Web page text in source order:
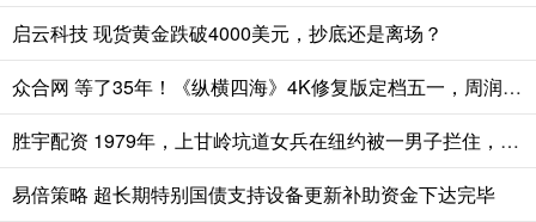
启云科技 现货黄金跌破4000美元，抄底还是离场？
众合网 等了35年！《纵横四海》4K修复版定档五一，周润发张国荣钟楚红绝版同框
胜宇配资 1979年，上甘岭坑道女兵在纽约被一男子拦住，“我是你战俘”_詹姆斯_美军_审讯
易倍策略 超长期特别国债支持设备更新补助资金下达完毕